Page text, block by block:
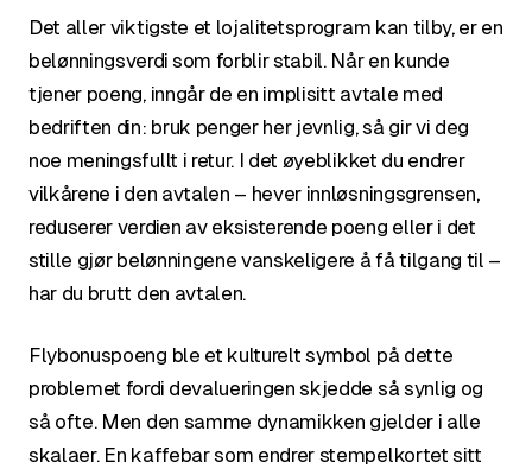
Det aller viktigste et lojalitetsprogram kan tilby, er en
belønningsverdi som forblir stabil. Når en kunde
tjener poeng, inngår de en implisitt avtale med
bedriften din: bruk penger her jevnlig, så gir vi deg
noe meningsfullt i retur. I det øyeblikket du endrer
vilkårene i den avtalen – hever innløsningsgrensen,
reduserer verdien av eksisterende poeng eller i det
stille gjør belønningene vanskeligere å få tilgang til –
har du brutt den avtalen.
Flybonuspoeng ble et kulturelt symbol på dette
problemet fordi devalueringen skjedde så synlig og
så ofte. Men den samme dynamikken gjelder i alle
skalaer. En kaffebar som endrer stempelkortet sitt